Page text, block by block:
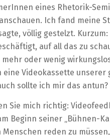
eines Rhetorik-
Ich fand meine
völlig gestelzt.
auf all das zu
mehr oder wenig
eine Videokassette
sollte ich mir das antun?
Sie mich richtig:
Beginn seiner „Bühnen-
Menschen reden zu